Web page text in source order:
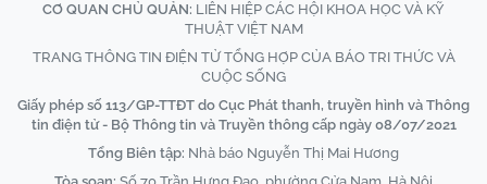
CƠ QUAN CHỦ QUẢN: LIÊN HIỆP CÁC HỘI KHOA HỌC VÀ KỸ
THUẬT VIỆT NAM
TRANG THÔNG TIN ĐIỆN TỬ TỔNG HỢP CỦA BÁO TRI THỨC VÀ
CUỘC SỐNG
Giấy phép số 113/GP-TTĐT do Cục Phát thanh, truyền hình và Thông
tin điện tử - Bộ Thông tin và Truyền thông cấp ngày 08/07/2021
Tổng Biên tập: Nhà báo Nguyễn Thị Mai Hương